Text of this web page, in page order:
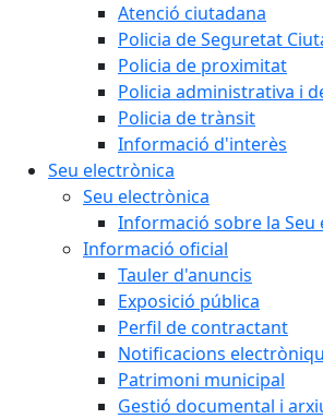
Atenció ciutadana
Policia de Seguretat
Policia de proximitat
Policia administrativa i
Policia de trànsit
Informació d'interès
Seu electrònica
Seu electrònica
Informació sobre la Seu
Informació oficial
Tauler d'anuncis
Exposició pública
Perfil de contractant
Notificacions
Patrimoni municipal
Gestió documental i